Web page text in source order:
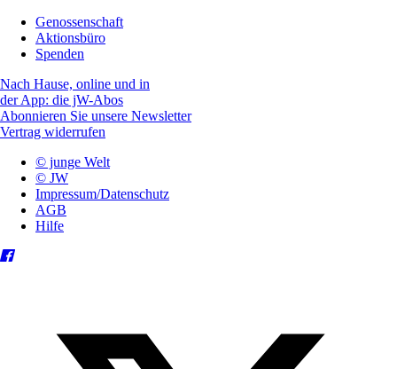
Genossenschaft
Aktionsbüro
Spenden
Nach Hause, online und in
der App: die jW-Abos
Abonnieren Sie unsere Newsletter
Vertrag widerrufen
© junge Welt
© JW
Impressum/Datenschutz
AGB
Hilfe